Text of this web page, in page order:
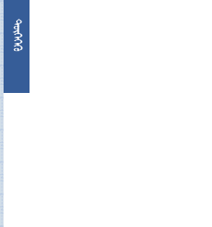
